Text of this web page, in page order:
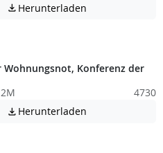
 Herunterladen
Wohnungsnot, Konferenz der
4730
 Herunterladen